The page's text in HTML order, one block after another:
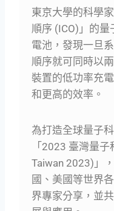
東京大學的科學
順序 (ICO)」的
電池，發現一旦
順序就可同時以
裝置的低功率充
和更高的效率。
為打造全球量子
「2023 臺灣量
Taiwan 2023)」
國、 美國等世界
界專家分享， 並